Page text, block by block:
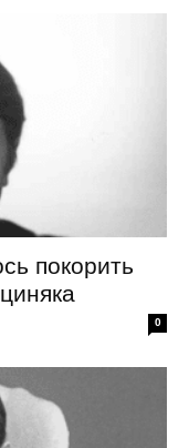
покорить
0